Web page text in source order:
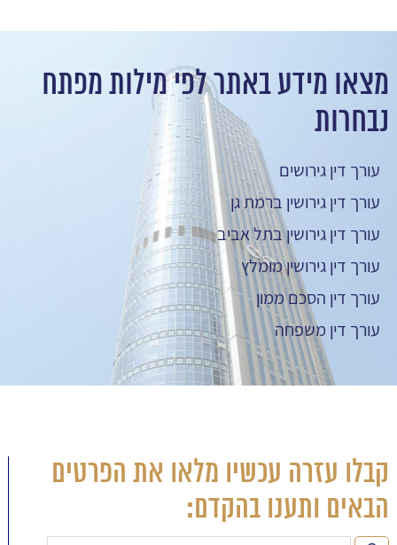
מצאו מידע באתר לפי מילות מפתח
נבחרות
עורך דין גירושים
עורך דין גירושין ברמת גן
עורך דין גירושין בתל אביב
עורך דין גירושין מומלץ
עורך דין הסכם ממון
עורך דין משפחה
קבלו עזרה עכשיו מלאו את הפרטים
הבאים ותענו בהקדם: